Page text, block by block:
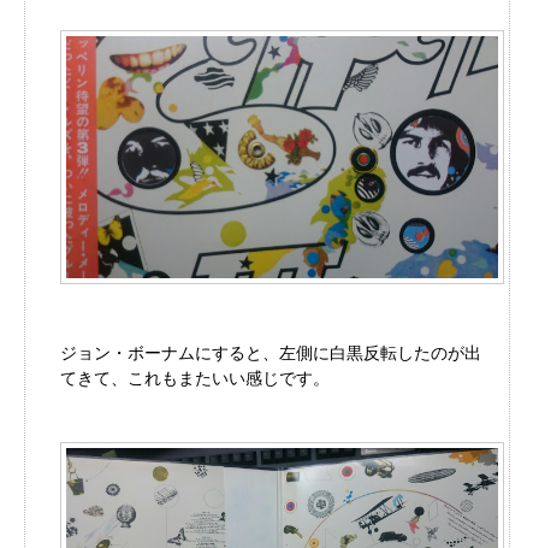
ジョン・ボーナムにすると、左側に白黒反転したのが出
てきて、これもまたいい感じです。